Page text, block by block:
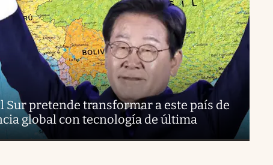
Sur pretende transformar a este país de
global con tecnología de última